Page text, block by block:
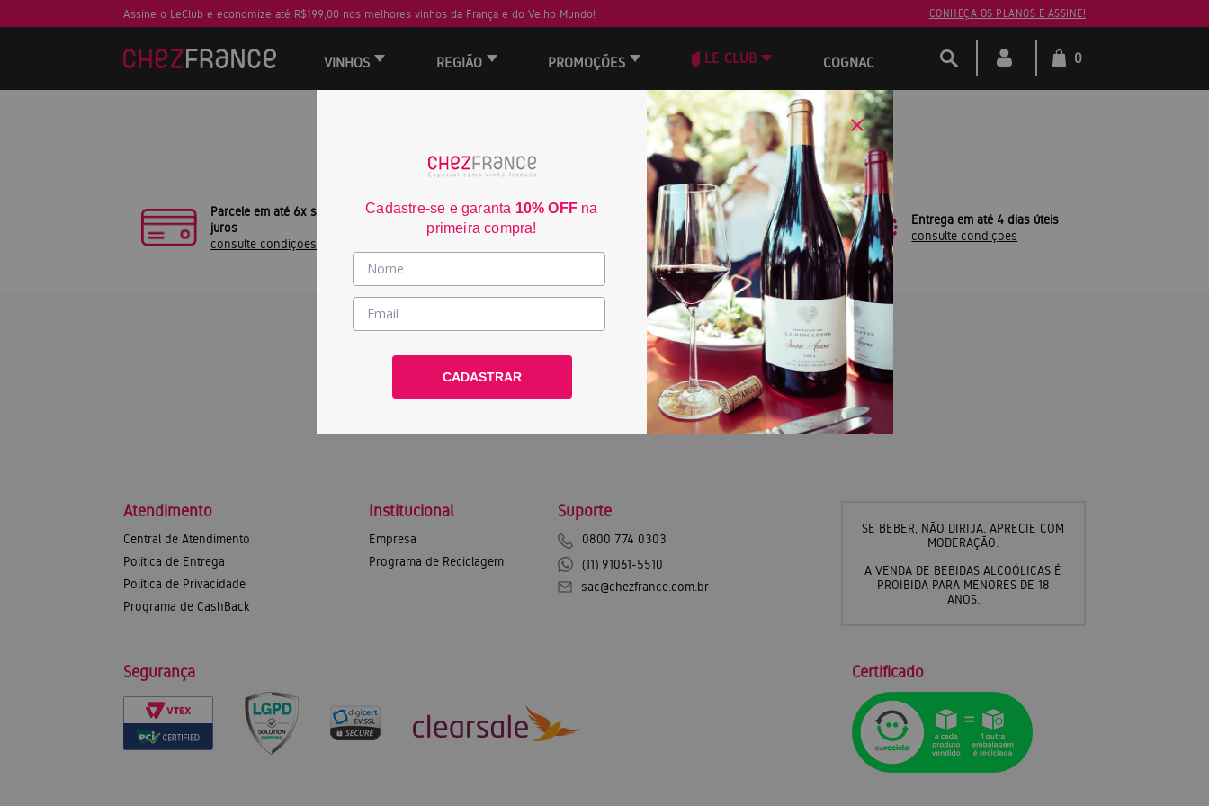
Assine o LeClub e economize até R$199,00 nos melhores vinhos da França e do Velho Mundo! CONHEÇA OS PLANOS E ASSINE!
VINHOS REGIÃO PROMOÇÕES LE CLUB COGNAC 0
Parcele em até 6x sem
juros
consulte condiçoes
Frete Grátis acima de
R$350
3% de desconto no boleto
consulte condiçoes
Entrega em até 4 dias úteis
consulte condiçoes
ACOMPANHE A CHEZ FRANCE
Atendimento
Central de Atendimento
Política de Entrega
Política de Privacidade
Programa de CashBack
Institucional
Empresa
Programa de Reciclagem
Suporte
0800 774 0303
(11) 91061-5510
sac@chezfrance.com.br
SE BEBER, NÃO DIRIJA. APRECIE COM
MODERAÇÃO.
A VENDA DE BEBIDAS ALCOÓLICAS É
PROIBIDA PARA MENORES DE 18
ANOS.
Segurança Certificado
Cadastre-se e garanta 10% OFF na
primeira compra!
CADASTRAR